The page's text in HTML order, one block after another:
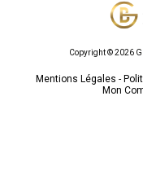
Copyright © 2026
Mentions Légales
Mon